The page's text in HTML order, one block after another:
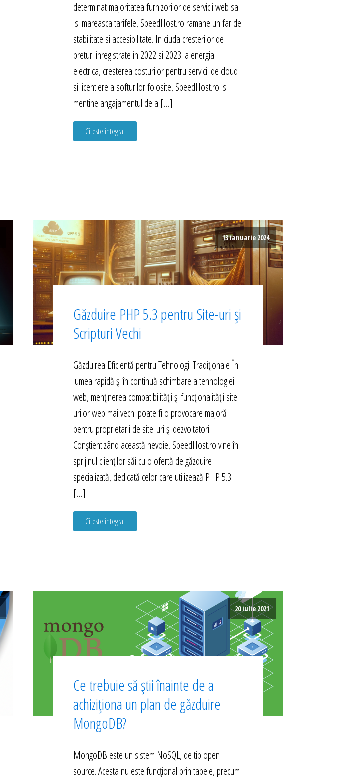
determinat majoritatea furnizorilor de servicii web sa
isi mareasca tarifele, SpeedHost.ro ramane un far de
stabilitate si accesibilitate. In ciuda cresterilor de
preturi inregistrate in 2022 si 2023 la energia
electrica, cresterea costurilor pentru servicii de cloud
si licentiere a softurilor folosite, SpeedHost.ro isi
mentine angajamentul de a […]
Citeste integral
13 ianuarie 2024
Găzduire PHP 5.3 pentru Site-uri și
Scripturi Vechi
Găzduirea Eficientă pentru Tehnologii Tradiționale În
lumea rapidă și în continuă schimbare a tehnologiei
web, menținerea compatibilității și funcționalității site-
urilor web mai vechi poate fi o provocare majoră
pentru proprietarii de site-uri și dezvoltatori.
Conștientizând această nevoie, SpeedHost.ro vine în
sprijinul clienților săi cu o ofertă de găzduire
specializată, dedicată celor care utilizează PHP 5.3.
[…]
Citeste integral
20 iulie 2021
Ce trebuie să știi înainte de a
achiziționa un plan de găzduire
MongoDB?
MongoDB este un sistem NoSQL, de tip open-
source. Acesta nu este funcțional prin tabele, precum